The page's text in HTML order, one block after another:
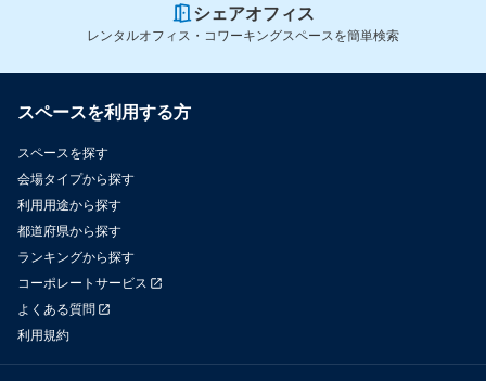
シェアオフィス
レンタルオフィス・コワーキングスペースを簡単検索
スペースを利用する方
スペースを探す
会場タイプから探す
利用用途から探す
都道府県から探す
ランキングから探す
コーポレートサービス
よくある質問
利用規約